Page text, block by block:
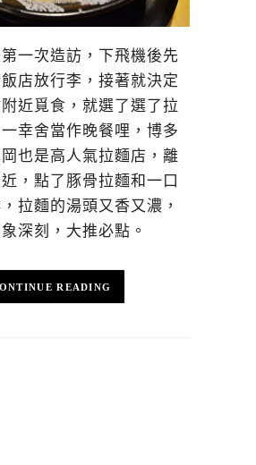
一次造訪，下飛機後先
店放行李，接著就決定
近覓食，就選了選了拉
幸舍當作晚餐哩，博多
也是高人氣拉麵店，離
，點了豚骨拉麵和一口
拉麵的湯頭又香又濃，
深刻，大推必點。
READING